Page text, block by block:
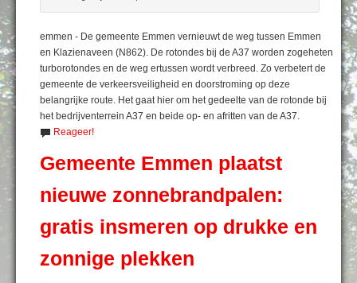
emmen - De gemeente Emmen vernieuwt de weg tussen Emmen
en Klazienaveen (N862). De rotondes bij de A37 worden zogeheten
turborotondes en de weg ertussen wordt verbreed. Zo verbetert de
gemeente de verkeersveiligheid en doorstroming op deze
belangrijke route. Het gaat hier om het gedeelte van de rotonde bij
het bedrijventerrein A37 en beide op- en afritten van de A37.
Reageer!
Gemeente Emmen plaatst
nieuwe zonnebrandpalen:
gratis insmeren op drukke en
zonnige plekken